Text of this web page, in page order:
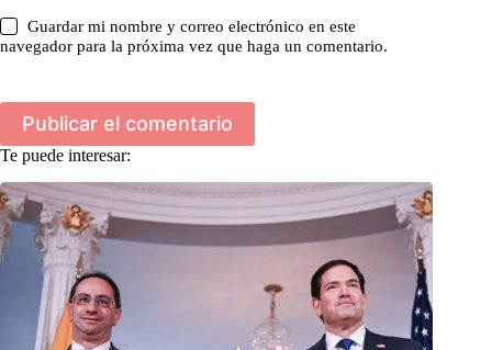
Guardar mi nombre y correo electrónico en este
navegador para la próxima vez que haga un comentario.
Publicar el comentario
Te puede interesar: